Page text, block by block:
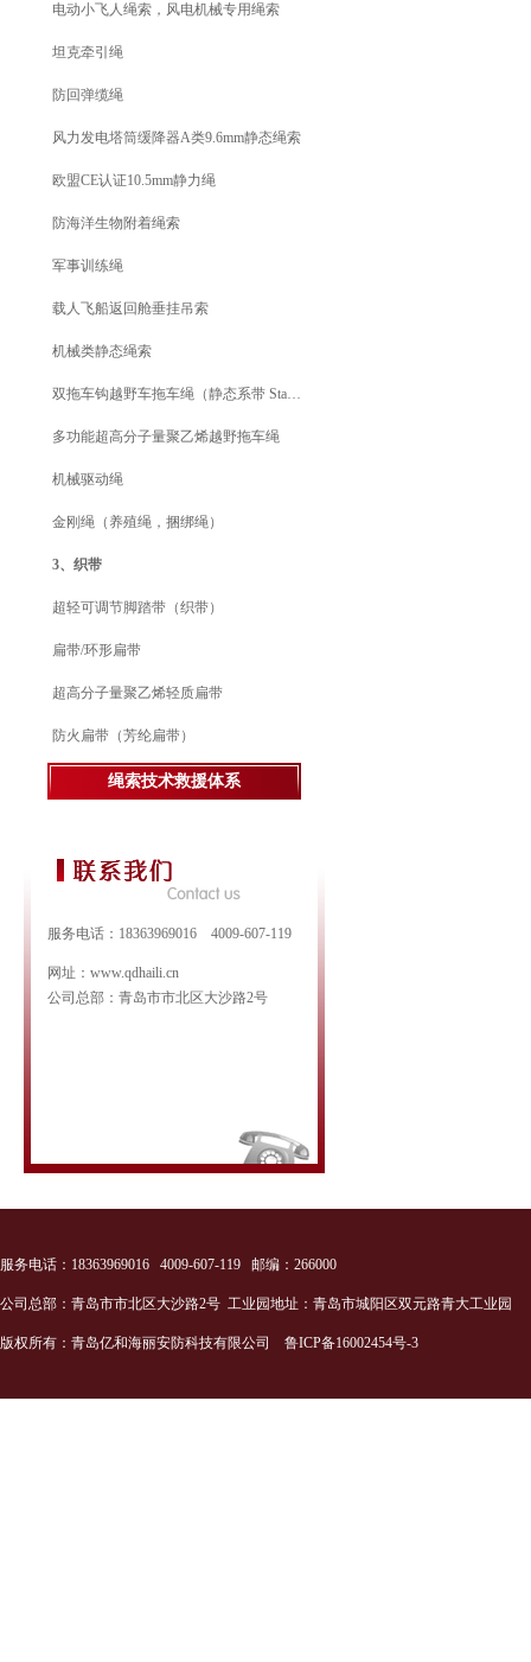
电动小飞人绳索，风电机械专用绳索
坦克牵引绳
防回弹缆绳
风力发电塔筒缓降器A类9.6mm静态绳索
欧盟CE认证10.5mm静力绳
防海洋生物附着绳索
军事训练绳
载人飞船返回舱垂挂吊索
机械类静态绳索
双拖车钩越野车拖车绳（静态系带 Static Bridle）
多功能超高分子量聚乙烯越野拖车绳
机械驱动绳
金刚绳（养殖绳，捆绑绳）
3、织带
超轻可调节脚踏带（织带）
扁带/环形扁带
超高分子量聚乙烯轻质扁带
防火扁带（芳纶扁带）
绳索技术救援体系
服务电话：18363969016 4009-607-119
网址：www.qdhaili.cn
公司总部：青岛市市北区大沙路2号
服务电话：18363969016 4009-607-119 邮编：266000
公司总部：青岛市市北区大沙路2号 工业园地址：青岛市城阳区双元路青大工业园
版权所有：青岛亿和海丽安防科技有限公司 鲁ICP备16002454号-3